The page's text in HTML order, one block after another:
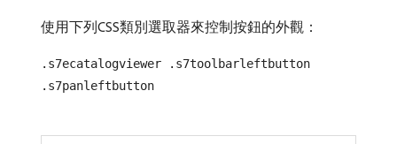
使用下列CSS類別選取器來控制按鈕的外觀：
.s7ecatalogviewer .s7toolbarleftbutton
.s7panleftbutton